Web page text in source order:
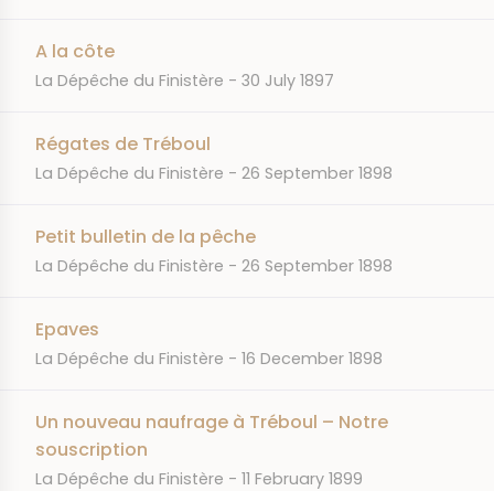
A la côte
JOURNAL
La Dépêche du Finistère DATE
30 July 1897
Régates de Tréboul
JOURNAL
La Dépêche du Finistère DATE
26 September 1898
Petit bulletin de la pêche
JOURNAL
La Dépêche du Finistère DATE
26 September 1898
Epaves
JOURNAL
La Dépêche du Finistère DATE
16 December 1898
Un nouveau naufrage à Tréboul – Notre
souscription
JOURNAL
La Dépêche du Finistère DATE
11 February 1899